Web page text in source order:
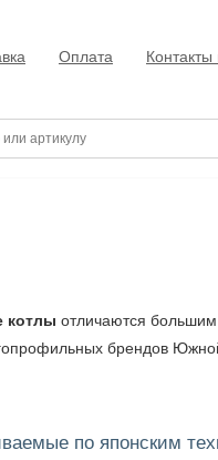
Оплата
котлы отличаются
брендов
по японским